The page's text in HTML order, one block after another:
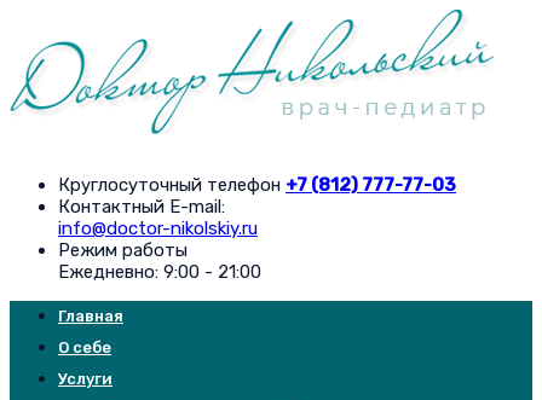
Круглосуточный телефон +7 (812) 777-77-03
Контактный E-mail:
info@doctor-nikolskiy.ru
Режим работы
Ежедневно: 9:00 - 21:00
Главная
О себе
Услуги